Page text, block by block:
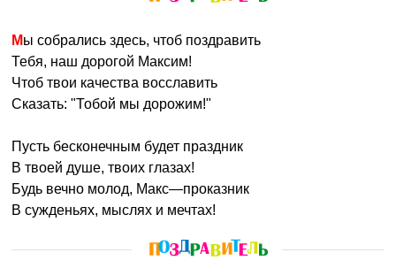
Мы собрались здесь, чтоб поздравить
Тебя, наш дорогой Максим!
Чтоб твои качества восславить
Сказать: "Тобой мы дорожим!"
Пусть бесконечным будет праздник
В твоей душе, твоих глазах!
Будь вечно молод, Макс—проказник
В сужденьях, мыслях и мечтах!